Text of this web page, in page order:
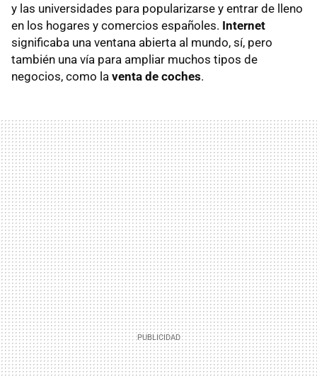
y las universidades para popularizarse y entrar de lleno
en los hogares y comercios españoles. Internet
significaba una ventana abierta al mundo, sí, pero
también una vía para ampliar muchos tipos de
negocios, como la venta de coches.